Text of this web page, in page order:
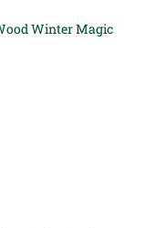
Winter Magic